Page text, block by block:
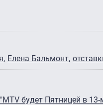
Елена Бальмонт
MTV будет Пятницей в 13-